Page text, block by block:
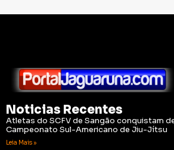
Noticias Recentes
Atletas do SCFV de Sangão conquistam
Campeonato Sul-Americano de Jiu-Jítsu
Leia Mais »